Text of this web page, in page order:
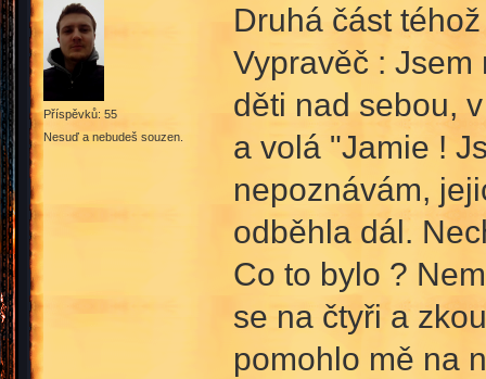
Příspěvků: 55
Nesuď a nebudeš souzen.
Druhá část
Vypravěč :
děti nad sebou,
a volá "Jamie !
nepoznávám,
odběhla dál.
Co to bylo ?
se na čtyři a
pomohlo mě na